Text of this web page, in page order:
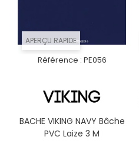
APERÇU RAPIDE
Référence : PE056
BACHE VIKING NAVY Bâche
PVC Laize 3 M